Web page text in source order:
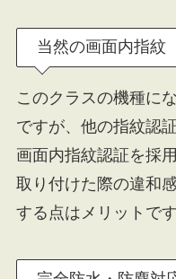
当然の画面内指紋
このクラスの機種に
ですが、他の指紋認
画面内指紋認証を採
取り付けた際の違和
する点はメリットです